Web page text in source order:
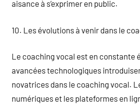
aisance à s’exprimer en public.
10. Les évolutions à venir dans le
Le coaching vocal est en constante
avancées technologiques
novatrices dans le coaching vocal.
numériques et les plateformes en